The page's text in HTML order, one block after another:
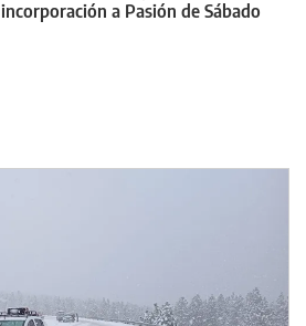
incorporación a Pasión de Sábado